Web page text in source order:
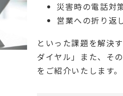
災害時の電話対
営業への折り返
といった課題を解
ダイヤル」また、そ
をご紹介いたします。